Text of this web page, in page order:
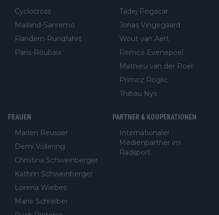
Cyclocross
Mailand-Sanremo
Flandern-Rundfahrt
Paris-Roubaix
Tadej Pogacar
Jonas Vingegaard
Wout van Aert
Remco Evenepoel
Mathieu van der Poel
Primoz Roglic
Thibau Nys
FRAUEN
Marlen Reusser
Demi Vollering
Christina Schweinberger
Kathrin Schweinberger
Lorena Wiebes
Marie Schreiber
PARTNER & KOOPERATIONEN
Internationaler
Medienpartner im
Radsport